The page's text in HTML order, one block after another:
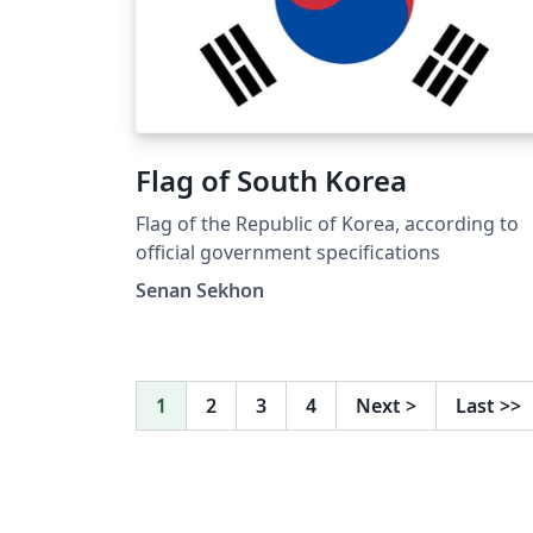
Flag of South Korea
Flag of the Republic of Korea, according to
official government specifications
Senan Sekhon
1 2 3 4 Next > Last >>